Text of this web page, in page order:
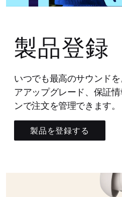
製品登録
いつでも最高のサウンド
アアップグレード、保証
ンで注文を管理できます。
製品を登録する